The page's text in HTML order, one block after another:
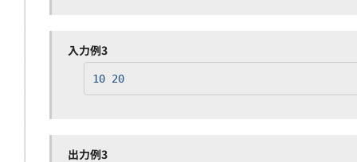
入力例3
10 20
出力例3